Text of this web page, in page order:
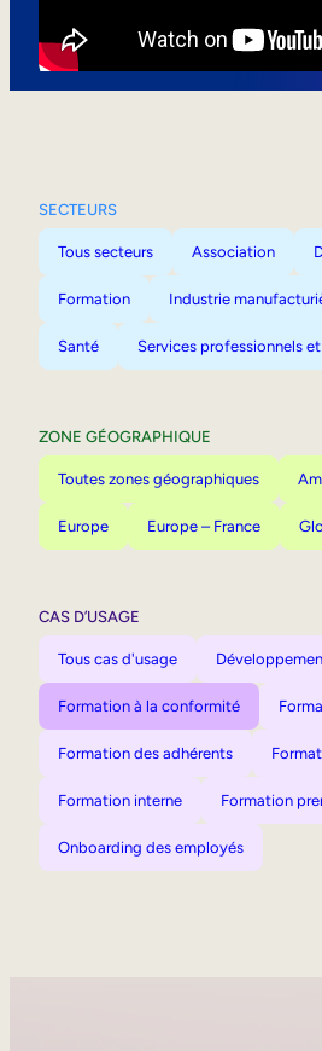
SECTEURS
Tous secteurs Association
Formation Industrie
Santé Services professionnels
ZONE GÉOGRAPHIQUE
Toutes zones géographiques
Europe Europe – France
CAS D’USAGE
Tous cas d'usage
Formation à la conformité
Formation des adhérents
Formation interne Formation
Onboarding des employés